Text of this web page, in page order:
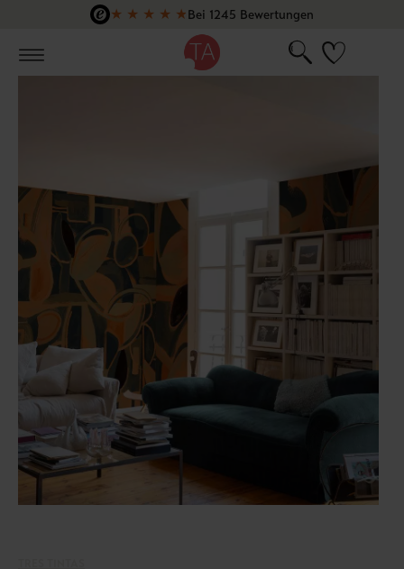
Zum Hauptinhalt springen
★ ★ ★ ★ ★Bei 1245 Bewertungen